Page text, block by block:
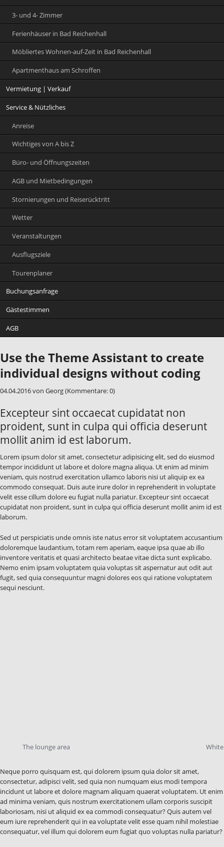
3- und 4- Zimmer
Ferienhäuser in Bad Reichenhall
Möbliertes Wohnen-auf-Zeit in Bad Reichenhall
Apartmenthaus am Schroffen
Vermietung | Verkauf
Service & Nützliches
Anreise
Wichtiges von A bis Z
Büro- und Öffnungszeiten
AGB und Mietbedingungen
Stornierungen und Reiserücktritt
Wetter
Veranstaltungen
Ausflugsziele
Tourenplaner
Buchungsanfrage
Gästestimmen
AGB
Use the Theme Assistant to create
individual designs without coding
04.04.2016von Georg (Kommentare: 0)
Excepteur sint occaecat cupidatat non
proident, sunt in culpa qui officia deserunt
mollit anim id est laborum.
Lorem ipsum dolor sit amet, consectetur adipisicing elit, sed do eiusmod
tempor incididunt ut labore et dolore magna aliqua. Ut enim ad minim
veniam, quis nostrud exercitation ullamco laboris nisi ut aliquip ex ea
commodo consequat. Duis aute irure dolor in reprehenderit in voluptate
velit esse cillum dolore eu fugiat nulla pariatur. Excepteur sint occaecat
cupidatat non proident, sunt in culpa qui officia deserunt mollit anim id est
laborum.
Sed ut perspiciatis unde omnis iste natus error sit voluptatem accusantium
doloremque laudantium, totam rem aperiam, eaque ipsa quae ab illo
inventore veritatis et quasi architecto beatae vitae dicta sunt explicabo.
Nemo enim ipsam voluptatem quia voluptas sit aspernatur aut odit aut
fugit, sed quia consequuntur magni dolores eos qui ratione voluptatem
sequi nesciunt.
The lounge area
Neque porro quisquam est, qui dolorem ipsum quia dolor sit amet,
consectetur, adipisci velit, sed quia non numquam eius modi tempora
incidunt ut labore et dolore magnam aliquam quaerat voluptatem. Ut enim
ad minima veniam, quis nostrum exercitationem ullam corporis suscipit
laboriosam, nisi ut aliquid ex ea commodi consequatur? Quis autem vel
eum iure reprehenderit qui in ea voluptate velit esse quam nihil molestiae
consequatur, vel illum qui dolorem eum fugiat quo voluptas nulla pariatur?